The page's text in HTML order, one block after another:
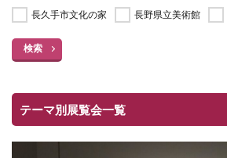
長久手市文化の家
長野県立美術館
検索
テーマ別展覧会一覧